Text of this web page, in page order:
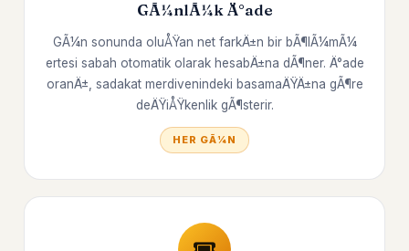
GÃ¼nlÃ¼k Ä°ade
GÃ¼n sonunda oluÅŸan net farkÄ±n bir bÃ¶lÃ¼mÃ¼
ertesi sabah otomatik olarak hesabÄ±na dÃ¶ner. Ä°ade
oranÄ±, sadakat merdivenindeki basamaÄŸÄ±na gÃ¶re
deÄŸiÅŸkenlik gÃ¶sterir.
HER GÃ¼N